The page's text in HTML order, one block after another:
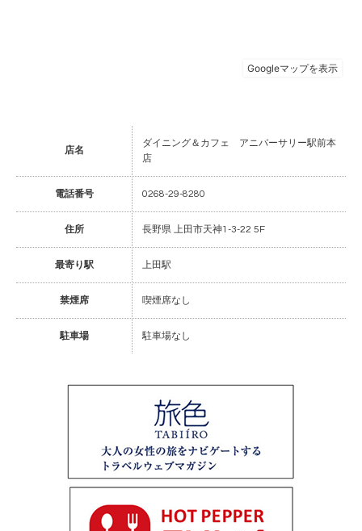
店名
ダイニング＆カフェ アニバーサリー駅前本
店
電話番号 0268-29-8280
住所 長野県 上田市天神1-3-22 5F
最寄り駅 上田駅
禁煙席 喫煙席なし
駐車場 駐車場なし